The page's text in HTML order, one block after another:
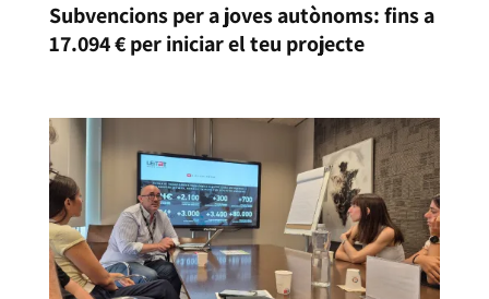
Subvencions per a joves autònoms: fins a
17.094 € per iniciar el teu projecte